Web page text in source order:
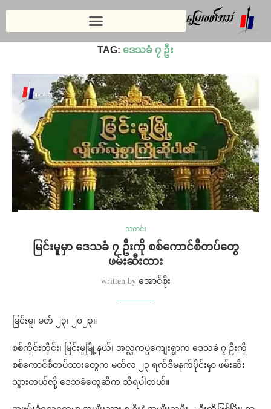
TAG: ဒေသခံ ၇ ဦး
သတင်း
မြင်းမူမှာ ဒေသခံ ၇ ဦးကို စစ်ကောင်စီတပ်တွေ
ဖမ်းဆီးထား
written by အောင်စိုး
မြင်းမူ၊ မတ် ၂၃၊ ၂၀၂၃။
စစ်ကိုင်းတိုင်း၊ မြင်းမူမြို့နယ်၊ အလ္လကပ္ပကျေးရွာက ဒေသခံ ၇ ဦးကို
စစ်ကောင်စီတပ်သားတွေက မတ်လ ၂၃ ရက်ဒီမနက်ပိုင်းမှာ ဖမ်းဆီး
သွားတယ်လို့ ဒေသခံတွေဆီက သိရပါတယ်။